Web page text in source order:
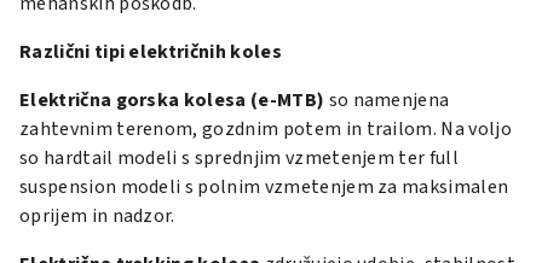
Različni tipi električnih koles
Električna gorska kolesa (e-MTB) so namenjena
zahtevnim terenom, gozdnim potem in trailom. Na voljo
so hardtail modeli s sprednjim vzmetenjem ter full
suspension modeli s polnim vzmetenjem za maksimalen
oprijem in nadzor.